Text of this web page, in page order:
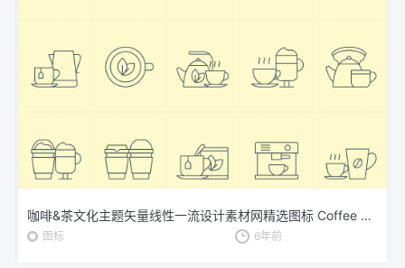
咖啡&茶文化主题矢量线性一流设计素材网精选图标 Coffee and Tea Vector Icons
图标 6年前